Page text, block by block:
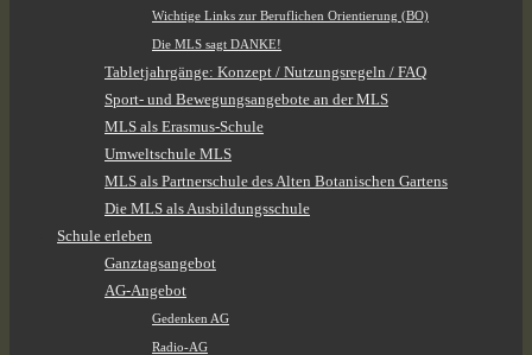
Wichtige Links zur Beruflichen Orientierung (BO)
Die MLS sagt DANKE!
Tabletjahrgänge: Konzept / Nutzungsregeln / FAQ
Sport- und Bewegungsangebote an der MLS
MLS als Erasmus-Schule
Umweltschule MLS
MLS als Partnerschule des Alten Botanischen Gartens
Die MLS als Ausbildungsschule
Schule erleben
Ganztagsangebot
AG-Angebot
Gedenken AG
Radio-AG